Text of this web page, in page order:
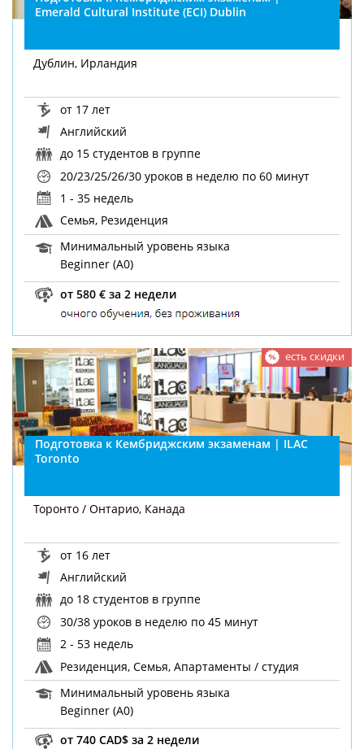
Emerald Cultural Institute (ECI) Dublin
Дублин, Ирландия
от 17 лет
Английский
до 15 студентов в группе
20/23/25/26/30 уроков в неделю по 60 минут
1 - 35 недель
Семья, Резиденция
Минимальный уровень языка
Beginner (A0)
от 580 € за 2 недели
Подготовка к Кембриджским экзаменам | ILAC
Toronto
есть скидки
Торонто / Онтарио, Канада
от 16 лет
Английский
до 18 студентов в группе
30/38 уроков в неделю по 45 минут
2 - 53 недель
Резиденция, Семья, Апартаменты / студия
Минимальный уровень языка
Beginner (A0)
от 740 CAD$ за 2 недели